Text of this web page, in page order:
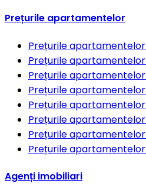
Prețurile apartamentelor
Prețurile apartamentelor
Prețurile apartamentelor
Prețurile apartamentelor
Prețurile apartamentelor
Prețurile apartamentelor
Prețurile apartamentelor
Prețurile apartamentelor
Prețurile apartamentelor
Agenți imobiliari